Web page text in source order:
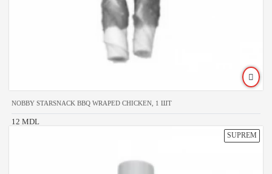
NOBBY STARSNACK BBQ WRAPED CHICKEN, 1 ШТ
12 MDL